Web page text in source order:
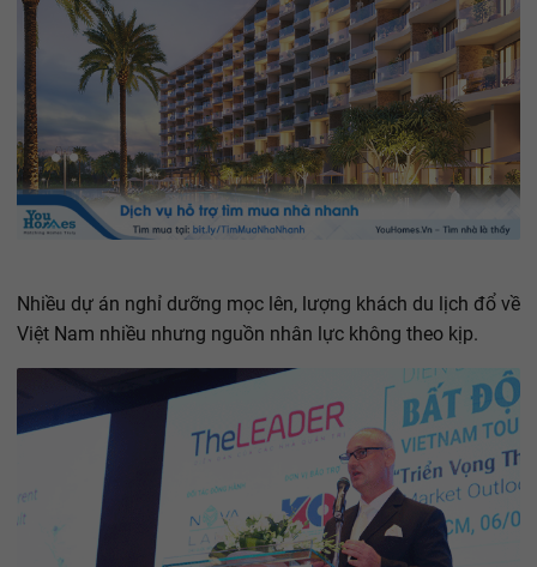
Nhiều dự án nghỉ dưỡng mọc lên, lượng khách du lịch đổ về
Việt Nam nhiều nhưng nguồn nhân lực không theo kịp.